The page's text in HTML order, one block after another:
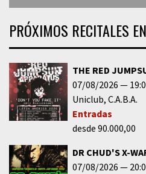
PRÓXIMOS RECITALES
THE RED
07/08/2026
Uniclub C.A.B.A.
Entradas
desde 90.000,00
DR CHUD'S X-
07/08/2026